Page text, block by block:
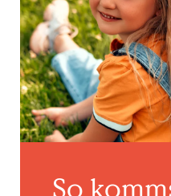
So